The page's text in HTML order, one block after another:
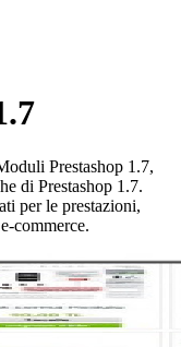
Prestashop 1.7,
di Prestashop 1.7.
per le prestazioni,
commerce.